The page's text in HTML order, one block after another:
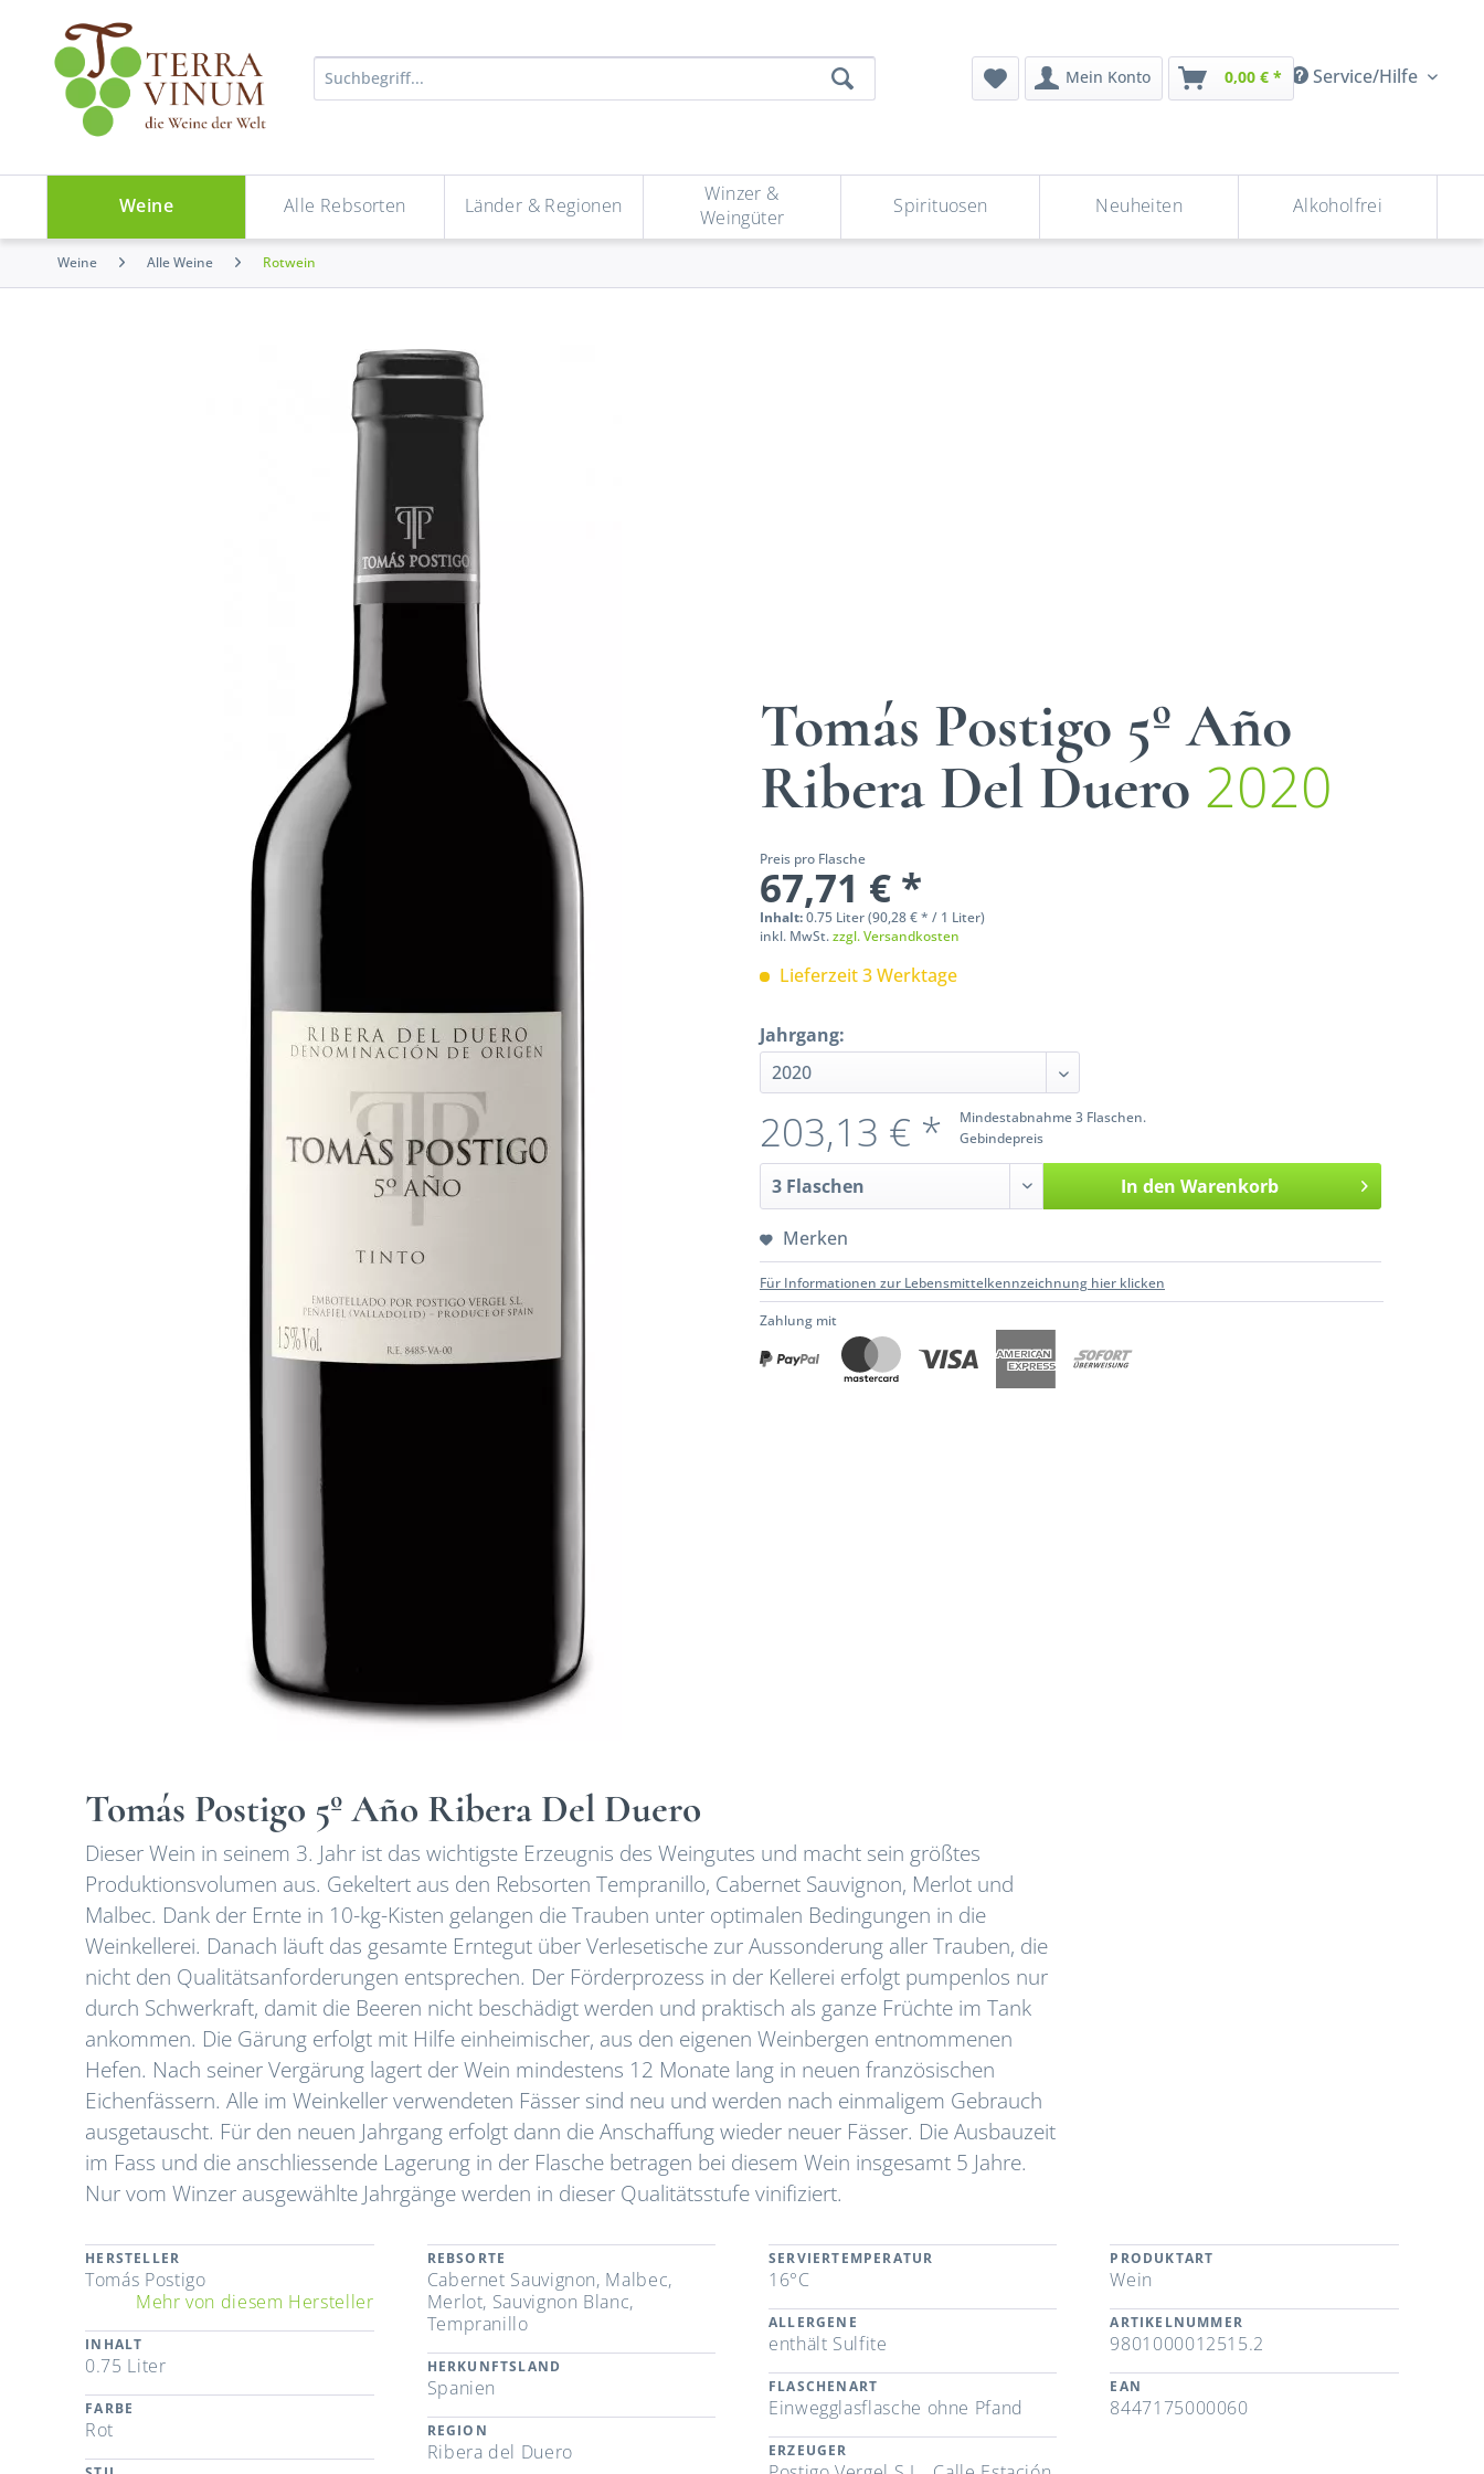
Service/Hilfe
Mein Konto 0,00 € *
Weine Alle Rebsorten Länder & Regionen
Winzer &
Weingüter
Spirituosen Neuheiten Alkoholfrei
Weine Alle Weine Rotwein
Tomás Postigo 5º Año
Ribera Del Duero 2020
Preis pro Flasche
67,71 € *
Inhalt:0.75 Liter (90,28 € * / 1 Liter)
inkl. MwSt.zzgl. Versandkosten
Lieferzeit 3 Werktage
Jahrgang:
Mindestabnahme 3 Flaschen.
Gebindepreis
203,13 € *
In den Warenkorb
Merken
Für Informationen zur Lebensmittelkennzeichnung hier klicken
Zahlung mit
Tomás Postigo 5º Año Ribera Del Duero
Dieser Wein in seinem 3. Jahr ist das wichtigste Erzeugnis des Weingutes und macht sein größtes
Produktionsvolumen aus. Gekeltert aus den Rebsorten Tempranillo, Cabernet Sauvignon, Merlot und
Malbec. Dank der Ernte in 10-kg-Kisten gelangen die Trauben unter optimalen Bedingungen in die
Weinkellerei. Danach läuft das gesamte Erntegut über Verlesetische zur Aussonderung aller Trauben, die
nicht den Qualitätsanforderungen entsprechen. Der Förderprozess in der Kellerei erfolgt pumpenlos nur
durch Schwerkraft, damit die Beeren nicht beschädigt werden und praktisch als ganze Früchte im Tank
ankommen. Die Gärung erfolgt mit Hilfe einheimischer, aus den eigenen Weinbergen entnommenen
Hefen. Nach seiner Vergärung lagert der Wein mindestens 12 Monate lang in neuen französischen
Eichenfässern. Alle im Weinkeller verwendeten Fässer sind neu und werden nach einmaligem Gebrauch
ausgetauscht. Für den neuen Jahrgang erfolgt dann die Anschaffung wieder neuer Fässer. Die Ausbauzeit
im Fass und die anschliessende Lagerung in der Flasche betragen bei diesem Wein insgesamt 5 Jahre.
Nur vom Winzer ausgewählte Jahrgänge werden in dieser Qualitätsstufe vinifiziert.
HERSTELLER
Tomás Postigo
Mehr von diesem Hersteller
INHALT
0.75 Liter
FARBE
Rot
REBSORTE
Cabernet Sauvignon, Malbec,
Merlot, Sauvignon Blanc,
Tempranillo
HERKUNFTSLAND
Spanien
REGION
Ribera del Duero
SERVIERTEMPERATUR
16°C
ALLERGENE
enthält Sulfite
FLASCHENART
Einwegglasflasche ohne Pfand
ERZEUGER
PRODUKTART
Wein
ARTIKELNUMMER
9801000012515.2
EAN
8447175000060